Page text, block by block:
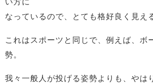
い方に
なっているので、とても格好良く見え
これはスポーツと同じで、例えば、ボ
勢。
我々一般人が投げる姿勢よりも、やは